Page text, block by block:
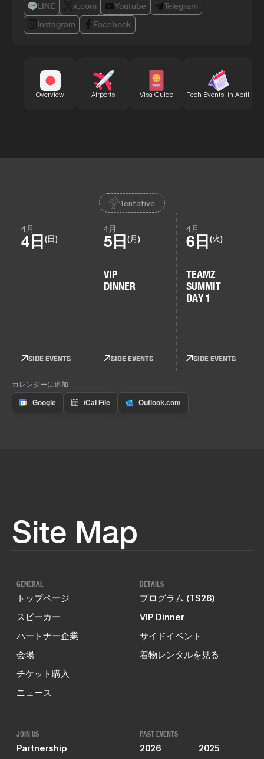
LINE x.com Youtube
Telegram
Instagram
Facebook
Overview Airports Visa Guide Tech Events in April
Tentative
4月
4日 (日)
SIDE EVENTS
4月
5日 (月)
VIP
DINNER
SIDE EVENTS
4月
6日 (火)
TEAMZ
SUMMIT
DAY 1
SIDE EVENTS
カレンダーに追加
Site Map
GENERAL
トップページ
スピーカー
パートナー企業
会場
チケット購入
ニュース
DETAILS
プログラム (TS26)
VIP Dinner
サイドイベント
着物レンタルを見る
JOIN US
Partnership
PAST EVENTS
2026
2025